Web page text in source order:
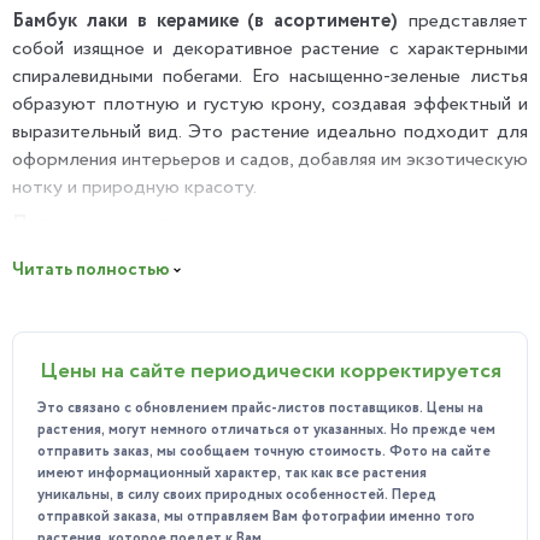
Бамбук лаки в керамике (в асортименте) представляет
собой изящное и декоративное растение с характерными
спиралевидными побегами. Его насыщенно-зеленые листья
образуют плотную и густую крону, создавая эффектный и
выразительный вид. Это растение идеально подходит для
оформления интерьеров и садов, добавляя им экзотическую
нотку и природную красоту.
Бамбук лаки спираль не только украшает пространство, но
вредных веществ. Кроме того, это растение улучшает
микроклимат в помещении, создавая более здоровую и
приятную атмосферу.
Особенности ухода:
Освещение: Растение предпочитает рассеянный свет.
Избегайте прямого солнечного воздействия.
Читать полностью
Цены на сайте периодически корректируется
Это связано с обновлением прайс-листов поставщиков. Цены на
растения, могут немного отличаться от указанных. Но прежде чем
отправить заказ, мы сообщаем точную стоимость. Фото на сайте
имеют информационный характер, так как все растения
уникальны, в силу своих природных особенностей. Перед
отправкой заказа, мы отправляем Вам фотографии именно того